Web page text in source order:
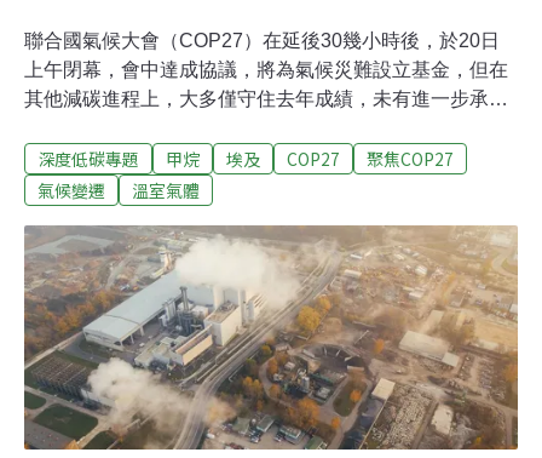
聯合國氣候大會（COP27）在延後30幾小時後，於20日
上午閉幕，會中達成協議，將為氣候災難設立基金，但在
其他減碳進程上，大多僅守住去年成績，未有進一步承
Pledge），今年增加約50個簽署國，承諾減少甲烷排放。
不過，中、印兩大甲烷排碳大國均未加入。甲烷是全球第
日的部長級會議中，中國氣候特使解振華曾「意外現
身」，他指出中國的甲烷減排策略正在批准程序中，但未
加入承諾。150國加入全球甲烷承諾 中、印未加入去年聯
合國氣候大會（COP26）中， 在美國與歐盟聯手倡議
下，105個國家簽署「全球甲烷承諾」，宣示要甲烷在
2030年前減少30%（相較於2020年水準）。經過一年，在
17日討論甲烷的部長級會議中，美國氣候特使凱瑞（John
Kerry）宣布， 已有150多國加入該項承諾，並
深度低碳專題 甲烷 埃及 COP27
聚焦COP27
氣候變遷
溫室氣體